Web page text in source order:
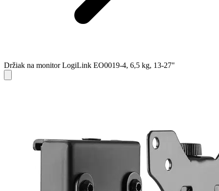
Držiak na monitor LogiLink EO0019-4, 6,5 kg, 13-27"